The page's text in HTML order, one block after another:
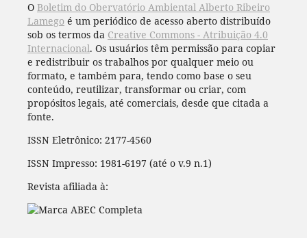
O Boletim do Obervatório Ambiental Alberto Ribeiro
Lamego é um periódico de acesso aberto distribuído
sob os termos da Creative Commons - Atribuição 4.0
Internacional. Os usuários têm permissão para copiar
e redistribuir os trabalhos por qualquer meio ou
formato, e também para, tendo como base o seu
conteúdo, reutilizar, transformar ou criar, com
propósitos legais, até comerciais, desde que citada a
fonte.
ISSN Eletrônico: 2177-4560
ISSN Impresso: 1981-6197 (até o v.9 n.1)
Revista afiliada à: